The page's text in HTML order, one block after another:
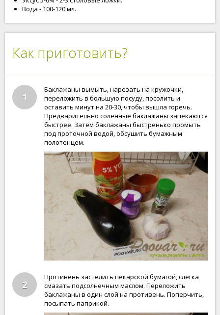
Вода - 100-120 мл.
Как приготовить?
1
Баклажаны вымыть, нарезать на кружочки,
переложить в большую посуду, посолить и
оставить минут на 20-30, чтобы вышла горечь.
Предварительно соленные баклажаны запекаются
быстрее. Затем баклажаны быстренько промыть
под проточной водой, обсушить бумажным
полотенцем.
2
Противень застелить пекарской бумагой, слегка
смазать подсолнечным маслом. Переложить
баклажаны в один слой на противень. Поперчить,
посыпать паприкой.